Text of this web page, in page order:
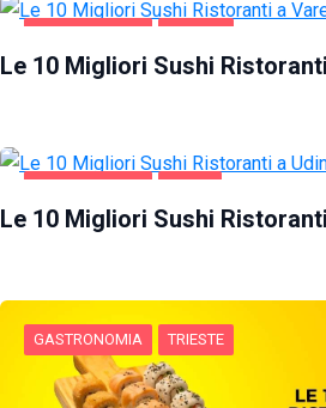
Le 10 Migliori Sushi
Le 10 Migliori Sushi
GASTRONOMIA TRIESTE